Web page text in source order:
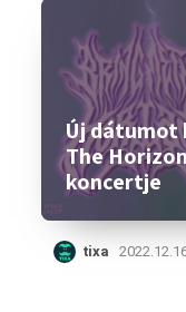
Új dátumot
The
koncertje
tixa